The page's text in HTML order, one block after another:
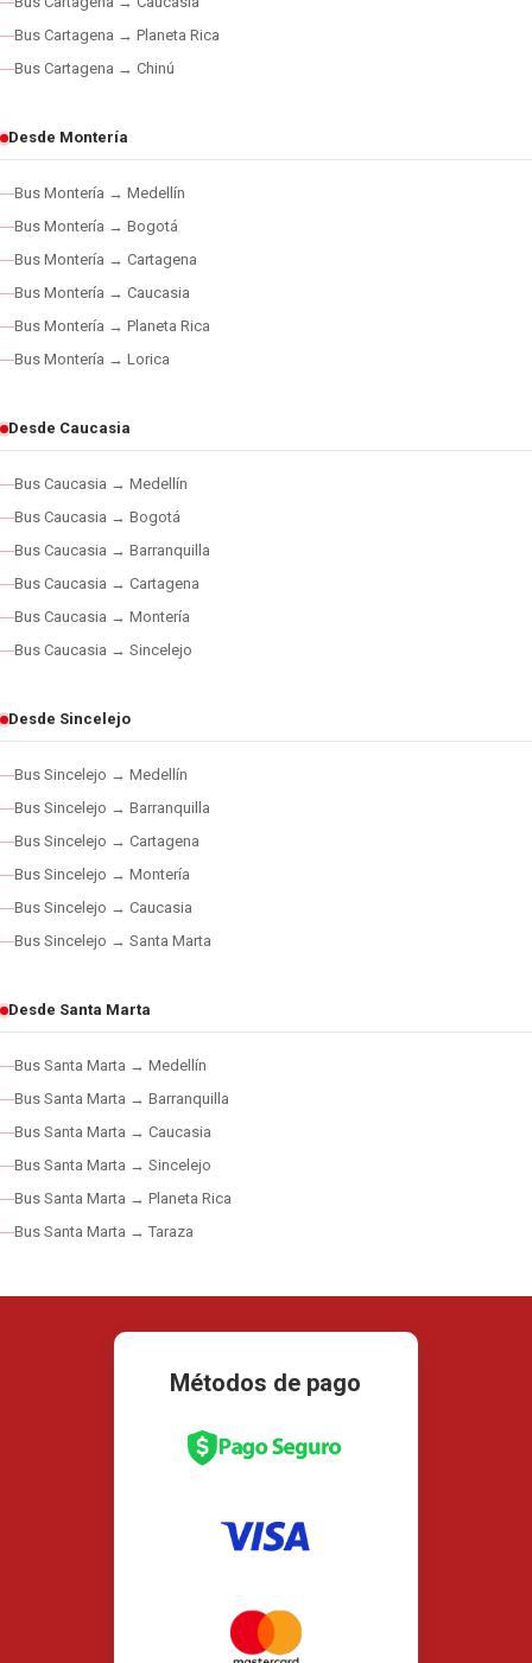
Bus Cartagena → Planeta Rica
Bus Cartagena → Chinú
Desde Montería
Bus Montería → Medellín
Bus Montería → Bogotá
Bus Montería → Cartagena
Bus Montería → Caucasia
Bus Montería → Planeta Rica
Bus Montería → Lorica
Desde Caucasia
Bus Caucasia → Medellín
Bus Caucasia → Bogotá
Bus Caucasia → Barranquilla
Bus Caucasia → Cartagena
Bus Caucasia → Montería
Bus Caucasia → Sincelejo
Desde Sincelejo
Bus Sincelejo → Medellín
Bus Sincelejo → Barranquilla
Bus Sincelejo → Cartagena
Bus Sincelejo → Montería
Bus Sincelejo → Caucasia
Bus Sincelejo → Santa Marta
Desde Santa Marta
Bus Santa Marta → Medellín
Bus Santa Marta → Barranquilla
Bus Santa Marta → Caucasia
Bus Santa Marta → Sincelejo
Bus Santa Marta → Planeta Rica
Bus Santa Marta → Taraza
Métodos de pago